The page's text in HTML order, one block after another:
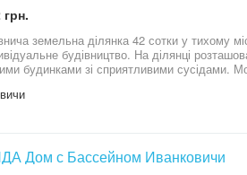
грн.
земельна ділянка 42 сотки у тихому
будівництво. На ділянці розташовані
будинками зі сприятливими сусідами.
Києва, озера «Круглик» та
Дом с Бассейном Иванковичи